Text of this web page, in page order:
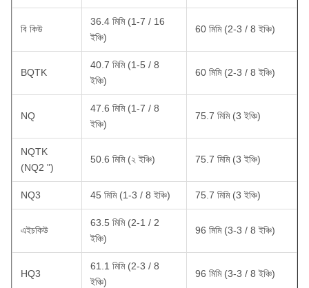
বি কিউ
36.4 মিমি (1-7 / 16
ইঞ্চি)
60 মিমি (2-3 / 8 ইঞ্চি)
BQTK
40.7 মিমি (1-5 / 8
ইঞ্চি)
60 মিমি (2-3 / 8 ইঞ্চি)
NQ
47.6 মিমি (1-7 / 8
ইঞ্চি)
75.7 মিমি (3 ইঞ্চি)
NQTK
(NQ2 ")
50.6 মিমি (২ ইঞ্চি) 75.7 মিমি (3 ইঞ্চি)
NQ3 45 মিমি (1-3 / 8 ইঞ্চি) 75.7 মিমি (3 ইঞ্চি)
এইচকিউ
63.5 মিমি (2-1 / 2
ইঞ্চি)
96 মিমি (3-3 / 8 ইঞ্চি)
HQ3
61.1 মিমি (2-3 / 8
ইঞ্চি)
96 মিমি (3-3 / 8 ইঞ্চি)